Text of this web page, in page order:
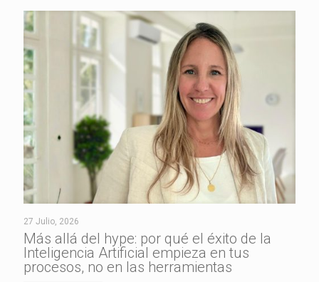
27 Julio, 2026
Más allá del hype: por qué el éxito de la
Inteligencia Artificial empieza en tus
procesos, no en las herramientas